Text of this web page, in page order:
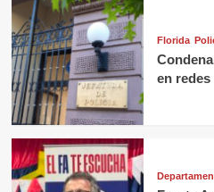
Florida
en